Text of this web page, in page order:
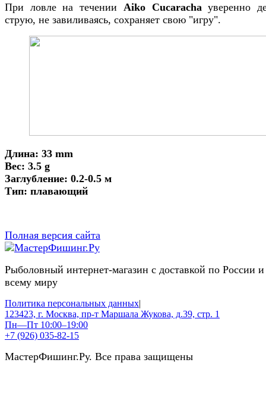
При ловле на течении Aiko Cucaracha уверенно
струю, не завиливаясь, сохраняет свою "игру".
Длина: 33 mm
Вес: 3.5 g
Заглубление: 0.2-0.5 м
Тип: плавающий
Полная версия сайта
Рыболовный интернет-магазин с доставкой по России и
всему миру
Политика персональных данных|
123423, г. Москва, пр-т Маршала Жукова, д.39, стр. 1
Пн—Пт 10:00–19:00
+7 (926) 035-82-15
МастерФишинг.Ру. Все права защищены